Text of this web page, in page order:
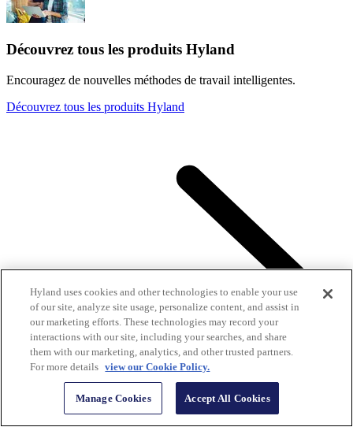
Découvrez tous les produits Hyland
Encouragez de nouvelles méthodes de travail intelligentes.
Découvrez tous les produits Hyland
Hyland uses cookies and other technologies to enable your use
of our site, analyze site usage, personalize content, and assist in
our marketing efforts. These technologies may record your
interactions with our site, including your searches, and share
them with our marketing, analytics, and other trusted partners.
For more details view our Cookie Policy.
Manage Cookies Accept All Cookies